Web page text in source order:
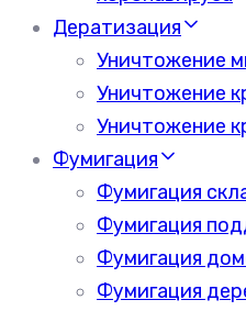
Дератизация
Уничтожение
Уничтожение
Уничтожение
Фумигация
Фумигация
Фумигация
Фумигация
Фумигация